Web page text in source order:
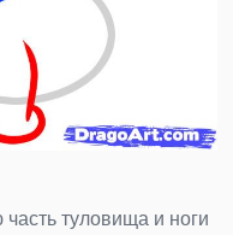
туловища и ноги